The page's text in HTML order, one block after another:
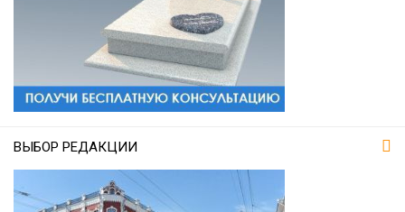
ВЫБОР РЕДАКЦИИ